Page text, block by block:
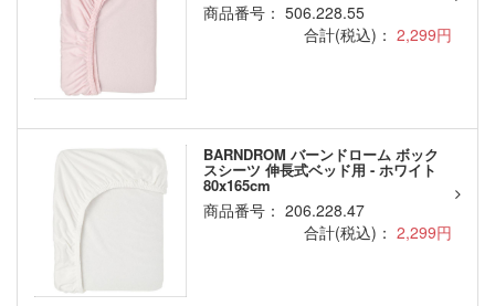
商品番号： 506.228.55
合計(税込)： 2,299円
BARNDROM バーンドローム ボック
スシーツ 伸長式ベッド用 - ホワイト
80x165cm
商品番号： 206.228.47
合計(税込)： 2,299円